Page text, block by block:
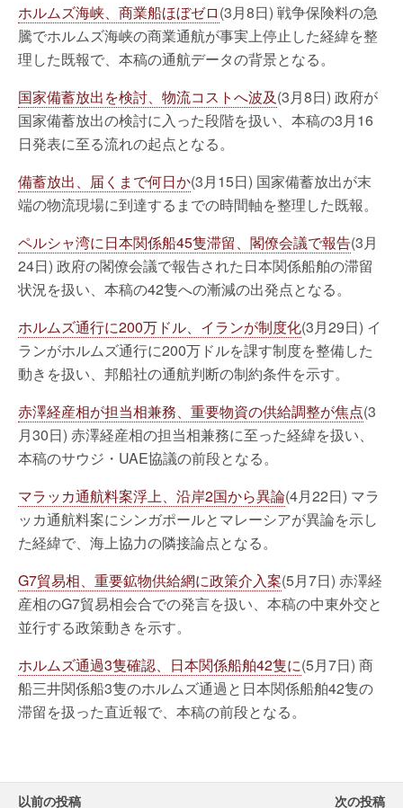
ホルムズ海峡、商業船ほぼゼロ(3月8日) 戦争保険料の急
騰でホルムズ海峡の商業通航が事実上停止した経緯を整
理した既報で、本稿の通航データの背景となる。
国家備蓄放出を検討、物流コストへ波及(3月8日) 政府が
国家備蓄放出の検討に入った段階を扱い、本稿の3月16
日発表に至る流れの起点となる。
備蓄放出、届くまで何日か(3月15日) 国家備蓄放出が末
端の物流現場に到達するまでの時間軸を整理した既報。
ペルシャ湾に日本関係船45隻滞留、閣僚会議で報告(3月
24日) 政府の閣僚会議で報告された日本関係船舶の滞留
状況を扱い、本稿の42隻への漸減の出発点となる。
ホルムズ通行に200万ドル、イランが制度化(3月29日) イ
ランがホルムズ通行に200万ドルを課す制度を整備した
動きを扱い、邦船社の通航判断の制約条件を示す。
赤澤経産相が担当相兼務、重要物資の供給調整が焦点(3
月30日) 赤澤経産相の担当相兼務に至った経緯を扱い、
本稿のサウジ・UAE協議の前段となる。
マラッカ通航料案浮上、沿岸2国から異論(4月22日) マラ
ッカ通航料案にシンガポールとマレーシアが異論を示し
た経緯で、海上協力の隣接論点となる。
G7貿易相、重要鉱物供給網に政策介入案(5月7日) 赤澤経
産相のG7貿易相会合での発言を扱い、本稿の中東外交と
並行する政策動きを示す。
ホルムズ通過3隻確認、日本関係船舶42隻に(5月7日) 商
船三井関係船3隻のホルムズ通過と日本関係船舶42隻の
滞留を扱った直近報で、本稿の前段となる。
以前の投稿 次の投稿